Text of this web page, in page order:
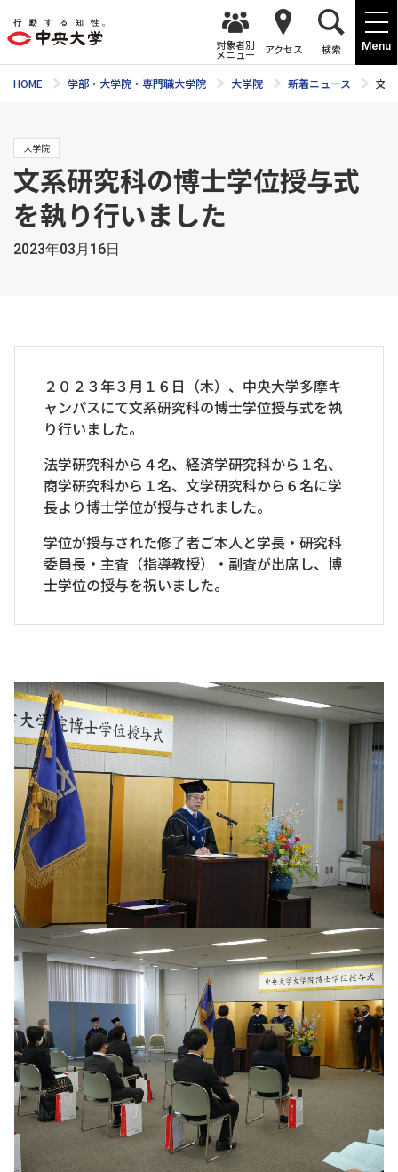
Menu
対象者別
メニュー アクセス 検索
HOME 学部・大学院・専門職大学院 大学院 新着ニュース 文
大学院
文系研究科の博士学位授与式
を執り行いました
2023年03月16日
２０２３年３月１６日（木）、中央大学多摩キ
ャンパスにて文系研究科の博士学位授与式を執
り行いました。
法学研究科から４名、経済学研究科から１名、
商学研究科から１名、文学研究科から６名に学
長より博士学位が授与されました。
学位が授与された修了者ご本人と学長・研究科
委員長・主査（指導教授）・副査が出席し、博
士学位の授与を祝いました。